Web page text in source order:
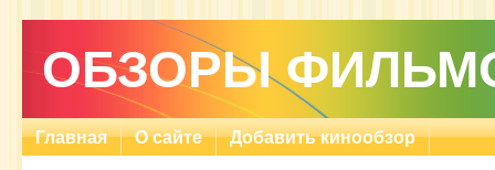
ОБЗОРЫ
Главная О сайте Добавить кинообзор